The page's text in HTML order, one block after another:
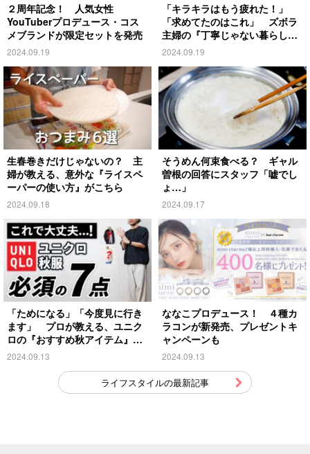
２周年記念！ 人気女性
YouTuberプロデュース・コス
メブランドが限定セットを発売
2024.09.19
「キラキラはもう疲れた！」
「求めてたのはこれ」 ズボラ
主婦の『丁寧じゃない暮らし』
がこちら
2024.09.19
生春巻きだけじゃないの？ 主
婦が教える、意外な『ライスペ
ーパーの使い方』がこちら
2024.09.18
そうめん何束食べる？ ギャル
曽根の回答にスタッフ「嘘でし
ょ…」
2024.09.17
「ためになる」「今度見に行き
ます」 プロが教える、ユニク
ロの『おすすめ秋アイテム』が
こちら
2024.09.13
ななこプロデュース！ ４種カ
ラコンが新発売、プレゼントキ
ャンペーンも
2024.09.13
ライフスタイルの最新記事